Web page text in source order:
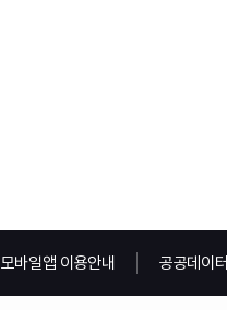
모바일앱 이용안내 공공데이